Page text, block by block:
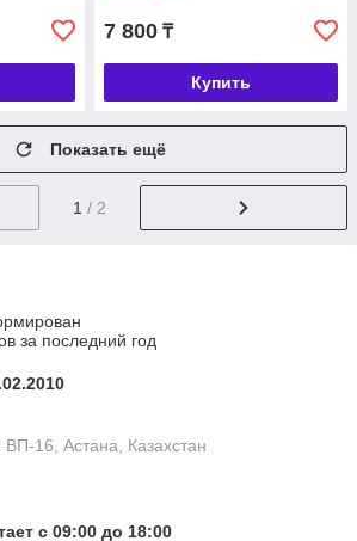
7 800 ₸
Купить
Показать ещё
1 / 2
за последний год
16, Астана, Казахстан
с 09:00 до 18:00